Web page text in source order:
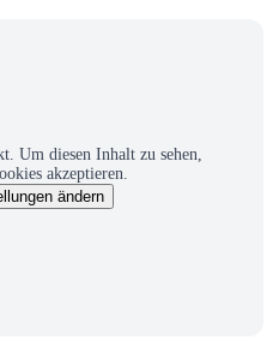
Um diesen Inhalt zu sehen,
akzeptieren.
ändern